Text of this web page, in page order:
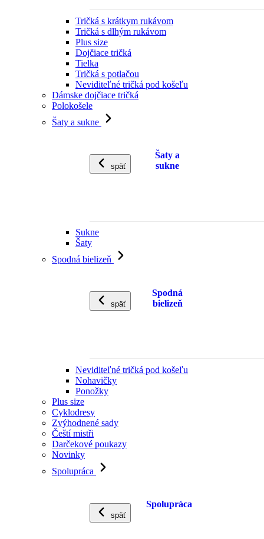
Tričká s krátkym rukávom
Tričká s dlhým rukávom
Plus size
Dojčiace tričká
Tielka
Tričká s potlačou
Neviditeľné tričká pod košeľu
Dámske dojčiace tričká
Polokošele
Šaty a sukne
späť
Šaty a
sukne
Sukne
Šaty
Spodná bielizeň
späť
Spodná
bielizeň
Neviditeľné tričká pod košeľu
Nohavičky
Ponožky
Plus size
Cyklodresy
Zvýhodnené sady
Čeští mistři
Darčekové poukazy
Novinky
Spolupráca
späť
Spolupráca